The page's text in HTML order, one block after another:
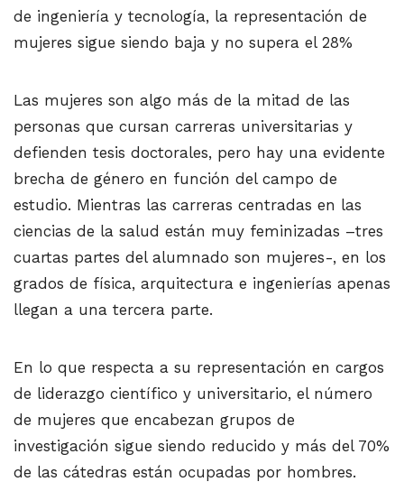
de ingeniería y tecnología, la representación de
mujeres sigue siendo baja y no supera el 28%
Las mujeres son algo más de la mitad de las
personas que cursan carreras universitarias y
defienden tesis doctorales, pero hay una evidente
brecha de género en función del campo de
estudio. Mientras las carreras centradas en las
ciencias de la salud están muy feminizadas –tres
cuartas partes del alumnado son mujeres-, en los
grados de física, arquitectura e ingenierías apenas
llegan a una tercera parte.
En lo que respecta a su representación en cargos
de liderazgo científico y universitario, el número
de mujeres que encabezan grupos de
investigación sigue siendo reducido y más del 70%
de las cátedras están ocupadas por hombres.